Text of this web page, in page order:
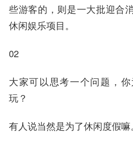
些游客的，则是一大批迎合
休闲娱乐项目。
02
大家可以思考一个问题，
玩？
有人说当然是为了休闲度假嘛。